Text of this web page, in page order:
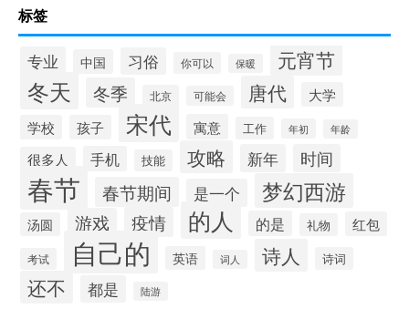
标签
专业 中国 习俗 你可以 保暖 元宵节
冬天 冬季 北京 可能会 唐代
大学
学校
孩子 宋代 寓意 工作 年初 年龄
很多人 手机 技能 攻略 新年 时间
春节 春节期间 是一个 梦幻西游
汤圆 游戏 疫情 的人 的是 礼物 红包
考试 自己的 英语 词人 诗人 诗词
还不 都是 陆游